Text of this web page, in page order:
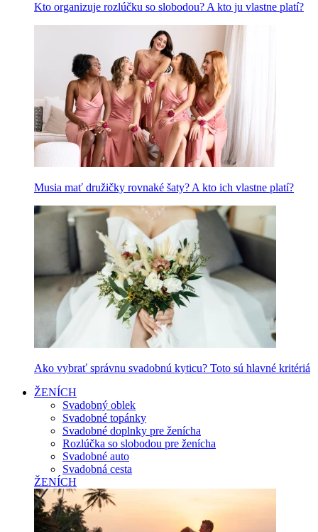
Kto organizuje rozlúčku so slobodou? A kto ju vlastne platí?
Musia mať družičky rovnaké šaty? A kto ich vlastne platí?
Ako vybrať správnu svadobnú kyticu? Toto sú hlavné kritériá
ŽENÍCH
Svadobný oblek
Svadobné topánky
Svadobné doplnky pre ženícha
Rozlúčka so slobodou pre ženícha
Svadobné auto
Svadobná cesta
ŽENÍCH